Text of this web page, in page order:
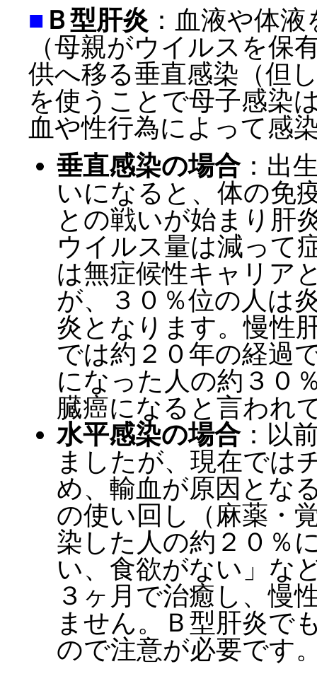
■ Ｂ型肝炎 ：血液や体
（母親がウイルスを保
供へ移る垂直感染（但
を使うことで母子感染
血や性行為によって感
垂直感染の場合：出
いになると、体の免
との戦いが始まり肝
ウイルス量は減って
は無症候性キャリア
が、３０％位の人は
炎となります。慢性
では約２０年の経過
になった人の約３０
臓癌になると言われ
水平感染の場合：以
ましたが、現在では
め、輸血が原因とな
の使い回し（麻薬・
染した人の約２０％
い、食欲がない」な
３ヶ月で治癒し、慢
ません。Ｂ型肝炎で
ので注意が必要です